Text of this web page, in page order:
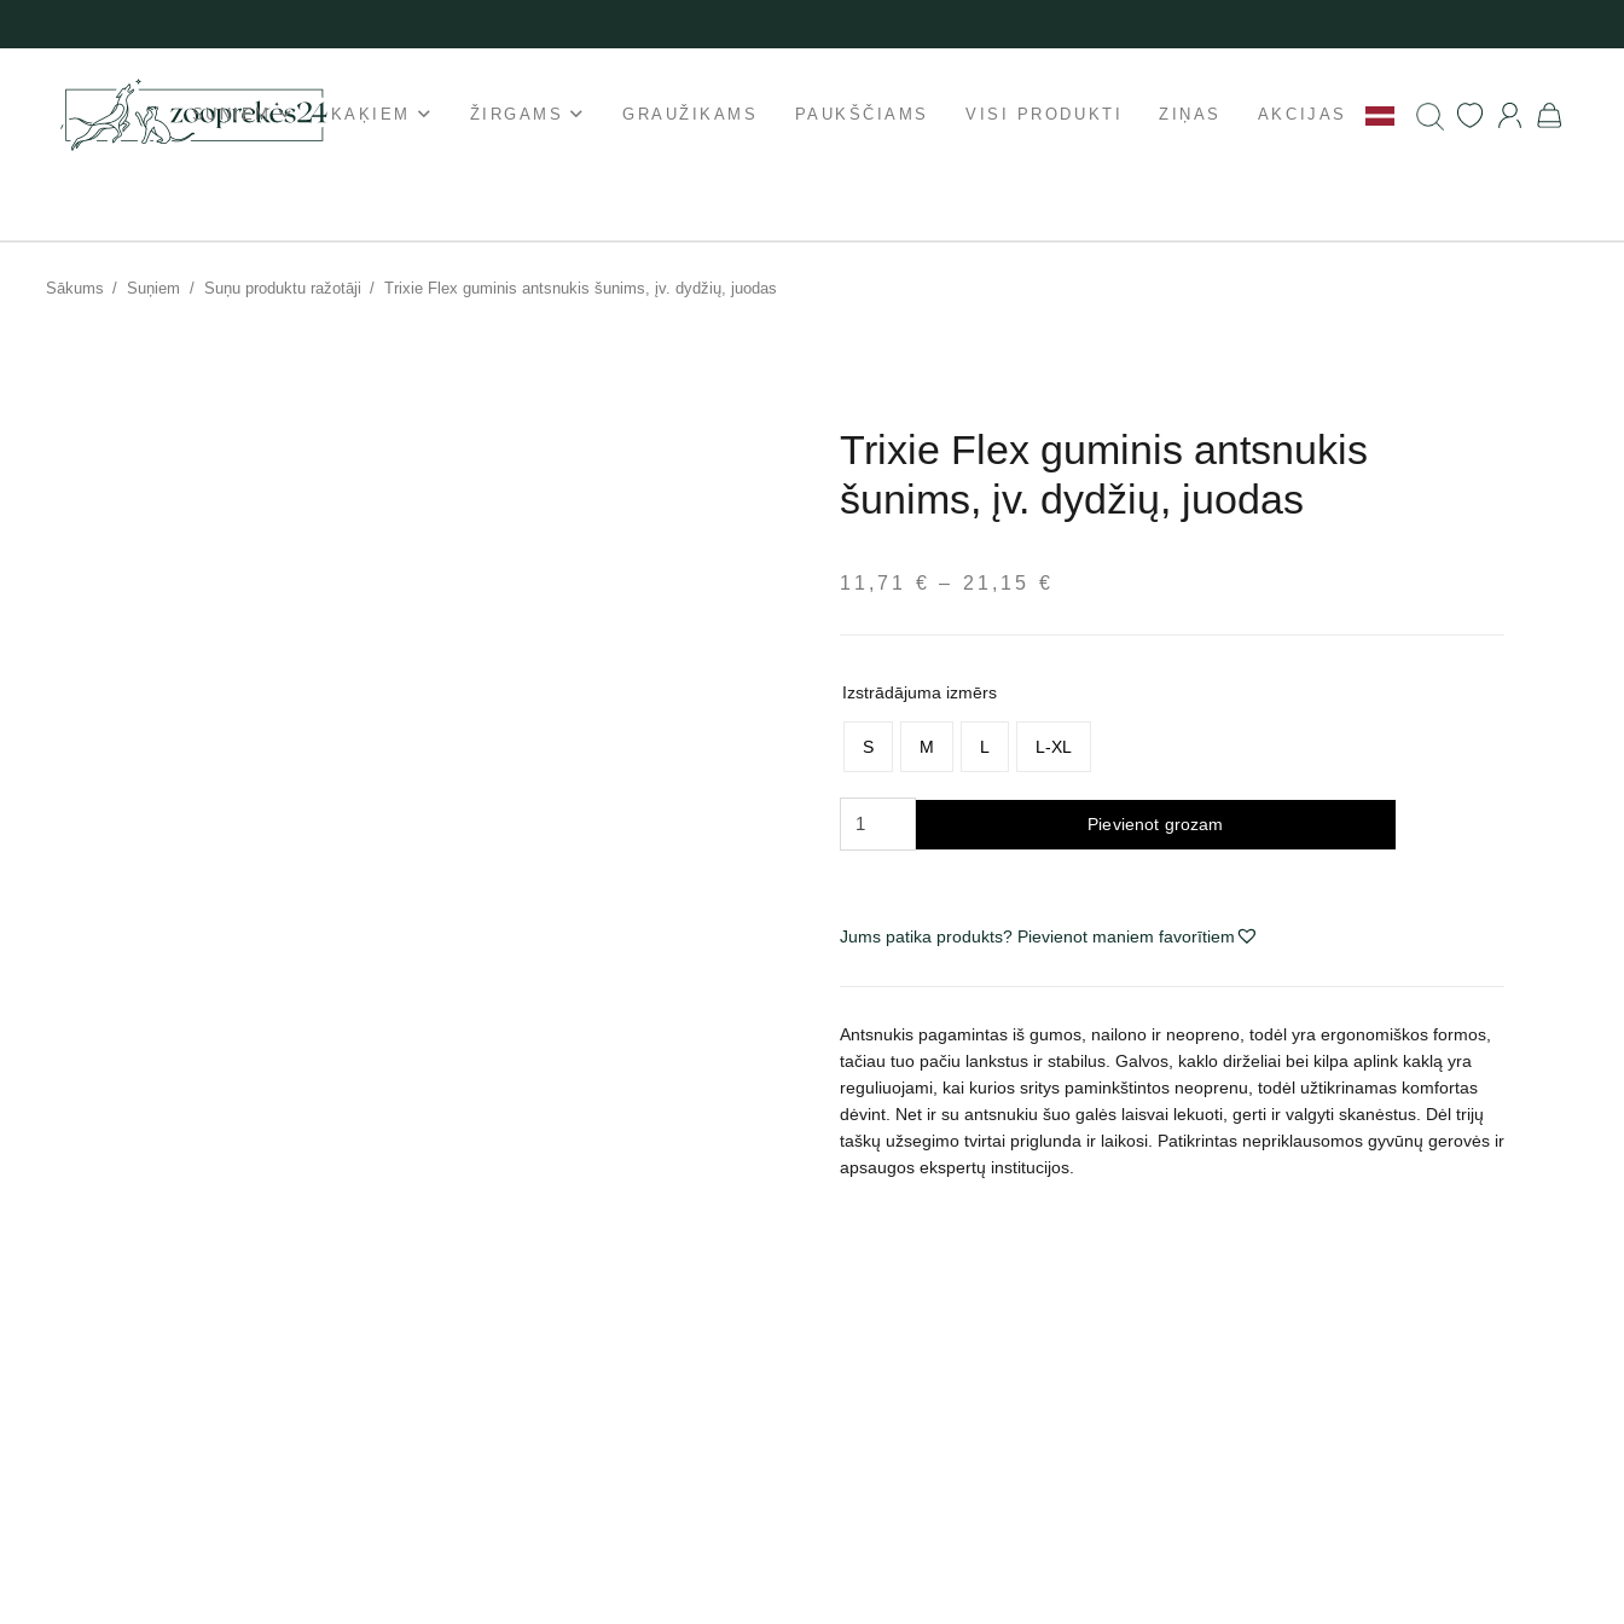
SUŅIEM KAĶIEM ŽIRGAMS GRAUŽIKAMS PAUKŠČIAMS VISI PRODUKTI ZIŅAS AKCIJAS
Sākums / Suņiem / Suņu produktu ražotāji / Trixie Flex guminis antsnukis šunims, įv. dydžių, juodas
Trixie Flex guminis antsnukis
šunims, įv. dydžių, juodas
11,71 € – 21,15 €
Izstrādājuma izmērs
S M L L-XL
šunims,
daudzums
Pievienot grozam
Jums patika produkts? Pievienot maniem favorītiem
Antsnukis pagamintas iš gumos, nailono ir neopreno, todėl yra ergonomiškos formos,
tačiau tuo pačiu lankstus ir stabilus. Galvos, kaklo dirželiai bei kilpa aplink kaklą yra
reguliuojami, kai kurios sritys paminkštintos neoprenu, todėl užtikrinamas komfortas
dėvint. Net ir su antsnukiu šuo galės laisvai lekuoti, gerti ir valgyti skanėstus. Dėl trijų
taškų užsegimo tvirtai priglunda ir laikosi. Patikrintas nepriklausomos gyvūnų gerovės ir
apsaugos ekspertų institucijos.